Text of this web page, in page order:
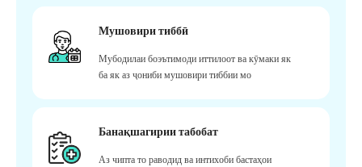
Мушовири тиббӣ
Мубодилаи боэътимоди иттилоот ва кӯмаки як
ба як аз ҷониби мушовири тиббии мо
Банақшагирии табобат
Аз чипта то раводид ва интихоби бастаҳои